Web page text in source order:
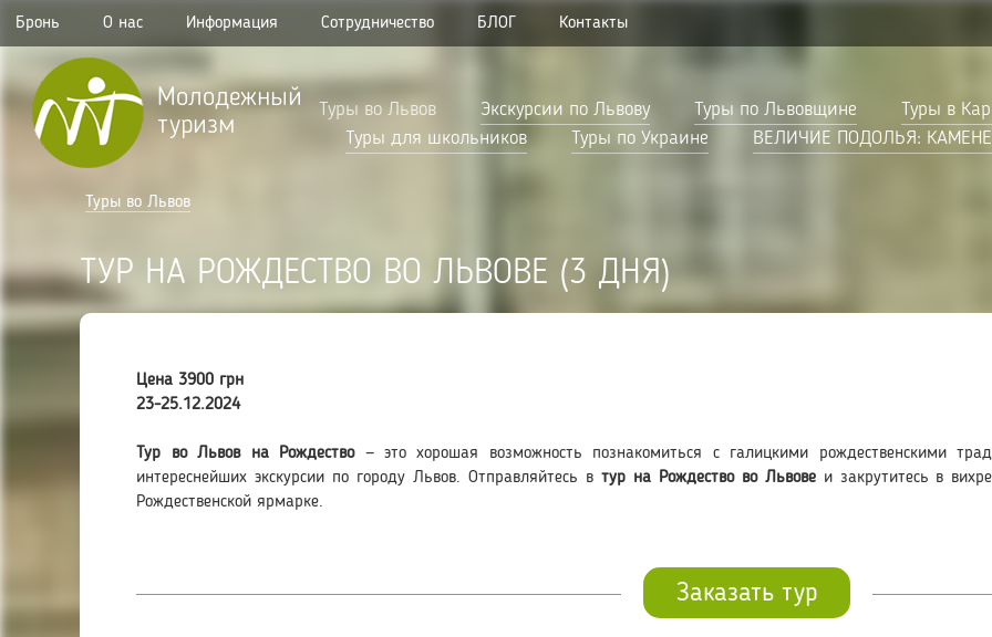
Бронь О нас Информация Сотрудничество БЛОГ Контакты
Молодежный
туризм
Туры во Львов Экскурсии по Львову Туры по Львовщине
Туры в
Туры для школьников
Туры по Украине ВЕЛИЧИЕ ПОДОЛЬЯ:
Туры во Львов
ТУР НА РОЖДЕСТВО ВО ЛЬВОВЕ (3 ДНЯ)
Цена 3900 грн
23-25.12.2024
Тур во Львов на Рождество— это хорошая возможность познакомиться с галицкими рождественскими
интереснейших экскурсии по городу Львов. Отправляйтесь в тур на Рождество во Львовеи закрутитесь в
Рождественской ярмарке.
Заказать тур